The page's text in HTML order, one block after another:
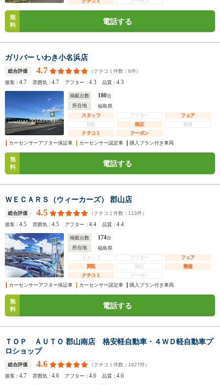
無
料
電話する
ガリバー いわき小名浜店
総合評価 4.7 （クチコミ件数： 6件）
接客：4.7 雰囲気：4.7 アフター：4.3 品質：4.3
掲載台数 180台
所在地
福島県
スタッフ
アフター
フェア
買取
保証
整備
クチコミ
クーポン
カーセンサーアフター保証車
カーセンサー認定車 購入プラン付き車両
無
料
電話する
ＷＥＣＡＲＳ（ウィーカーズ） 郡山店
総合評価 4.5 （クチコミ件数： 113件）
接客：4.5 雰囲気：4.5 アフター：4.4 品質：4.4
掲載台数 174台
所在地
福島県
スタッフ
アフター
フェア
買取
保証
整備
クチコミ
クーポン
カーセンサーアフター保証車
カーセンサー認定車 購入プラン付き車両
無
料
電話する
ＴＯＰ ＡＵＴＯ 郡山南店 格安軽自動車・４ＷＤ軽自動車プ
ロショップ
総合評価 4.6 （クチコミ件数： 1627件）
接客：4.7 雰囲気：4.6 アフター：4.6 品質：4.6